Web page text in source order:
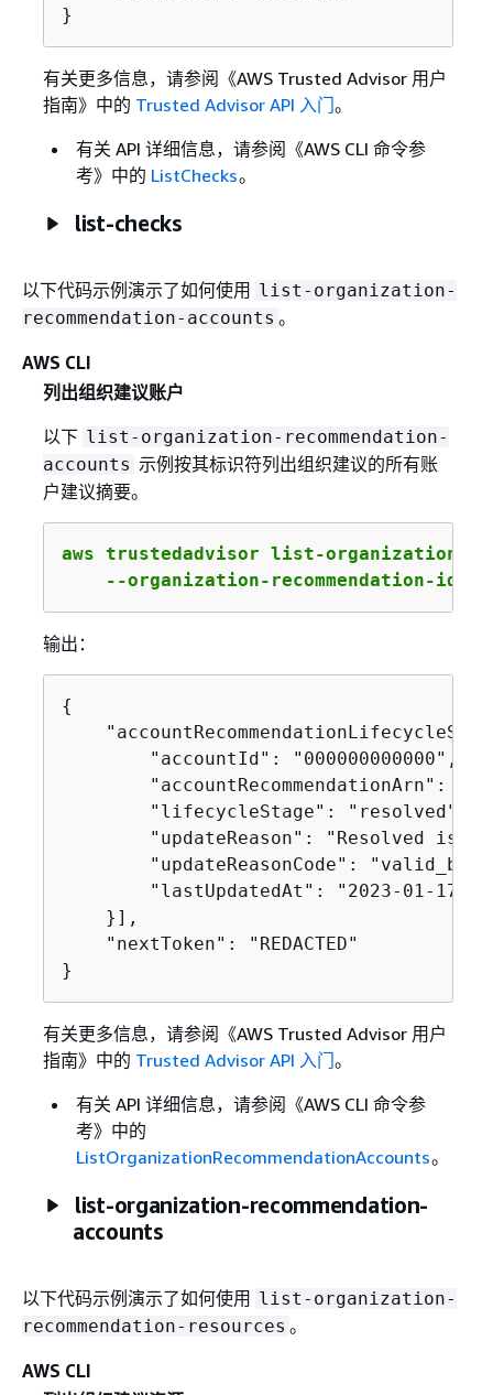
}
有关更多信息，请参阅《AWS Trusted Advisor 用户
指南》 中的 Trusted Advisor API 入门。
有关 API 详细信息，请参阅《AWS CLI 命令参
考》中的 ListChecks。
list-checks
以下代码示例演示了如何使用 list-organization-
recommendation-accounts 。
AWS CLI
列出组织建议账户
以下 list-organization-recommendation-
accounts 示例按其标识符列出组织建议的所有账
户建议摘要。
aws trustedadvisor list-organization-
--organization-recommendation-
输出：
{
        "accountId": "000000000000",
"accountRecommendationArn":
        "lifecycleStage": "resolved",
"updateReason": "Resolved
"updateReasonCode":
"lastUpdatedAt": "2023-01-
    }],
    "nextToken": "REDACTED"
}
有关更多信息，请参阅《AWS Trusted Advisor 用户
指南》 中的 Trusted Advisor API 入门。
有关 API 详细信息，请参阅《AWS CLI 命令参
考》 中的
ListOrganizationRecommendationAccounts。
list-organization-recommendation-
accounts
以下代码示例演示了如何使用 list-organization-
recommendation-resources 。
AWS CLI